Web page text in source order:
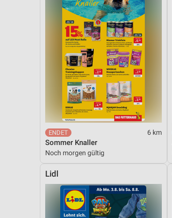
6 km
Sommer Knaller
Noch morgen gültig
Lidl